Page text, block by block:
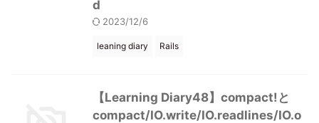
d
2023/12/6
leaning diary Rails
【Learning Diary48】compact!と
compact/IO.write/IO.readlines/IO.o